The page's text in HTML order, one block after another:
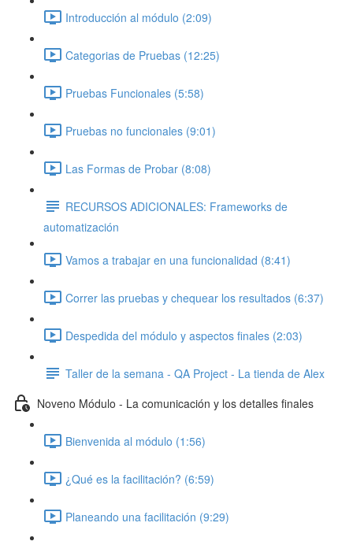
Introducción al módulo (2:09)
Categorias de Pruebas (12:25)
Pruebas Funcionales (5:58)
Pruebas no funcionales (9:01)
Las Formas de Probar (8:08)
RECURSOS ADICIONALES: Frameworks de
automatización
Vamos a trabajar en una funcionalidad (8:41)
Correr las pruebas y chequear los resultados (6:37)
Despedida del módulo y aspectos finales (2:03)
Taller de la semana - QA Project - La tienda de Alex
Noveno Módulo - La comunicación y los detalles finales
Bienvenida al módulo (1:56)
¿Qué es la facilitación? (6:59)
Planeando una facilitación (9:29)